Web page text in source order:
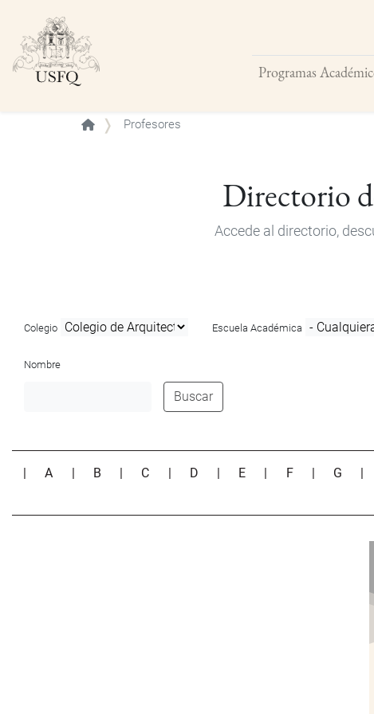
Programas
Buscar
Profesores
Directorio
Accede al directorio,
Colegio Escuela Académica
Nombre
Buscar
|A B C D E F G